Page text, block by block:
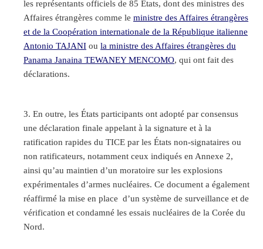
les représentants officiels de 85 États, dont des ministres des
Affaires étrangères comme le ministre des Affaires étrangères
et de la Coopération internationale de la République italienne
Antonio TAJANI ou la ministre des Affaires étrangères du
Panama Janaina TEWANEY MENCOMO, qui ont fait des
déclarations.
En outre, les États participants ont adopté par consensus
une déclaration finale appelant à la signature et à la
ratification rapides du TICE par les États non-signataires ou
non ratificateurs, notamment ceux indiqués en Annexe 2,
ainsi qu’au maintien d’un moratoire sur les explosions
expérimentales d’armes nucléaires. Ce document a également
réaffirmé la mise en place d’un système de surveillance et de
vérification et condamné les essais nucléaires de la Corée du
Nord.